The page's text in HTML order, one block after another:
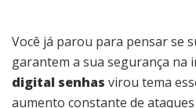
Você já parou para pensar se
garantem a sua segurança na
digital senhas virou tema
aumento constante de